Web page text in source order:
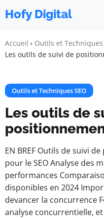
Hofy Digital
Accueil
Outils et Techniques
Les outils de suivi de
Outils et Techniques SEO
Les outils de
EN BREF Outils de suivi
pour le SEO Analyse des
performances
disponibles en 2024
devancer la concurrence
analyse concurrentielle,